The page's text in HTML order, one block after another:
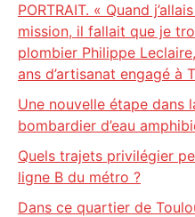
PORTRAIT. « Quand
mission, il fallait que je
plombier Philippe
ans d’artisanat engagé à
Une nouvelle étape dans
bombardier d’eau
Quels trajets privilégier
ligne B du métro ?
Dans ce quartier de